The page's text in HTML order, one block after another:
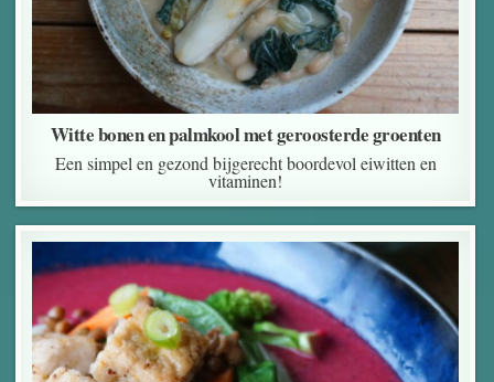
Witte bonen en palmkool met geroosterde groenten
Een simpel en gezond bijgerecht boordevol eiwitten en
vitaminen!